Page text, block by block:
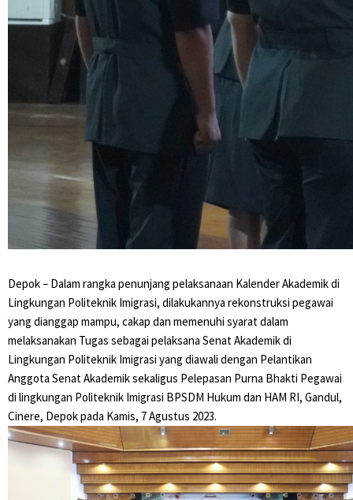
Depok – Dalam rangka penunjang pelaksanaan Kalender Akademik di
Lingkungan Politeknik Imigrasi, dilakukannya rekonstruksi pegawai
yang dianggap mampu, cakap dan memenuhi syarat dalam
melaksanakan Tugas sebagai pelaksana Senat Akademik di
Lingkungan Politeknik Imigrasi yang diawali dengan Pelantikan
Anggota Senat Akademik sekaligus Pelepasan Purna Bhakti Pegawai
di lingkungan Politeknik Imigrasi BPSDM Hukum dan HAM RI, Gandul,
Cinere, Depok pada Kamis, 7 Agustus 2023.